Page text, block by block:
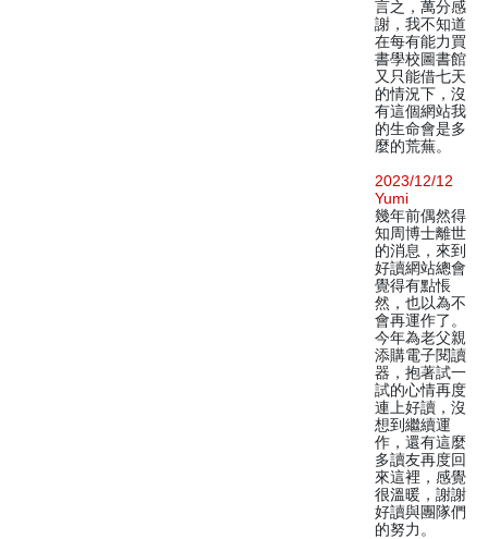
言之，萬分感
謝，我不知道
在每有能力買
書學校圖書館
又只能借七天
的情況下，沒
有這個網站我
的生命會是多
麼的荒蕪。
2023/12/12
Yumi
幾年前偶然得
知周博士離世
的消息，來到
好讀網站總會
覺得有點悵
然，也以為不
會再運作了。
今年為老父親
添購電子閱讀
器，抱著試一
試的心情再度
連上好讀，沒
想到繼續運
作，還有這麼
多讀友再度回
來這裡，感覺
很溫暖，謝謝
好讀與團隊們
的努力。